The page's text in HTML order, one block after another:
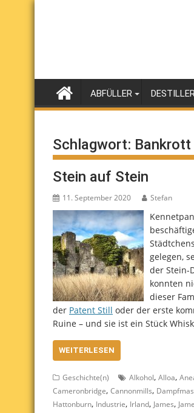
Skip
ABFÜLLER
Schlagwort: Bankrott
Stein auf Stein
11. September 2020 Stefan
gelegen,
der Stein-
konnten
dieser
der Patent Still oder der erste
Ruine – und sie ist ein Stück
WEITERLESEN
Geschichte(n) Alkohol, Alloa,
Cameronbridge, Cannonmills,
Hattonburn, Industrie, Irland, James,